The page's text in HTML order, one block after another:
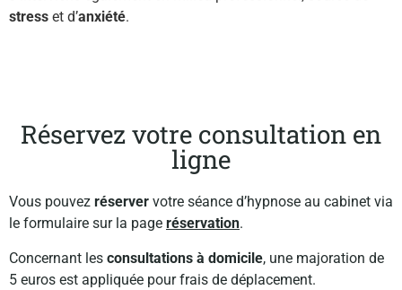
stress et d’anxiété.
Réservez votre consultation en
ligne
Vous pouvez réserver votre séance d’hypnose au cabinet via
le formulaire sur la page réservation.
Concernant les consultations à domicile, une majoration de
5 euros est appliquée pour frais de déplacement.